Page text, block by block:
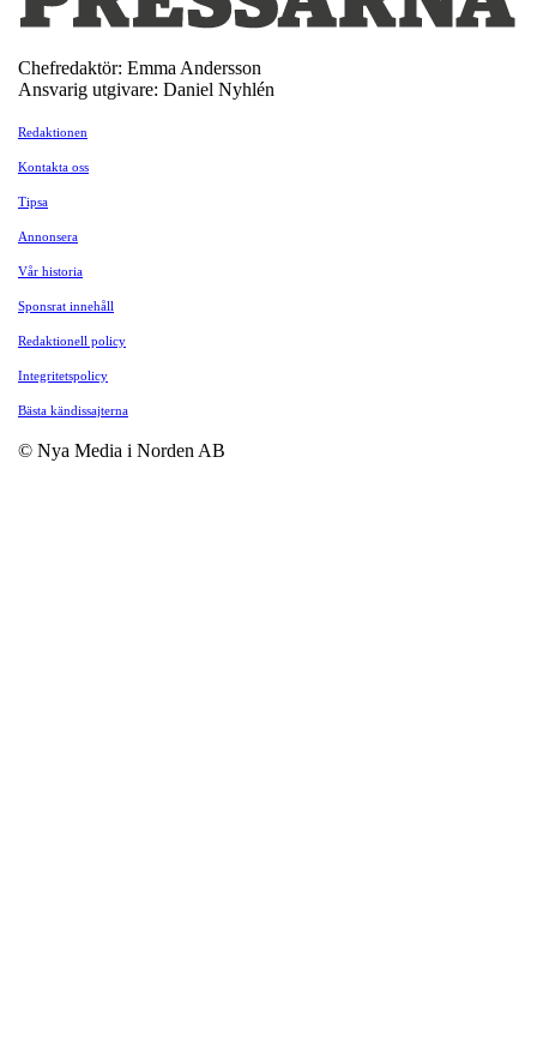
Chefredaktör: Emma Andersson
Ansvarig utgivare: Daniel Nyhlén
Redaktionen
Kontakta oss
Tipsa
Annonsera
Vår historia
Sponsrat innehåll
Redaktionell policy
Integritetspolicy
Bästa kändissajterna
© Nya Media i Norden AB